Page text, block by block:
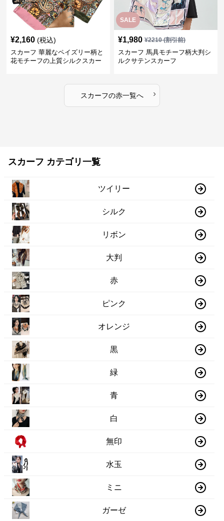
¥2,160 (税込)
スカーフ 華麗なペイズリー柄と
花モチーフの上質シルクスカー
SALE
¥1,980 ¥2210(割引前)
スカーフ 馬具モチーフ柄大判シ
ルクサテンスカーフ
スカーフの赤一覧へ ›
スカーフ カテゴリ一覧
ツイリー
シルク
リボン
大判
赤
ピンク
オレンジ
黒
緑
青
白
無印
水玉
ミニ
ガーゼ